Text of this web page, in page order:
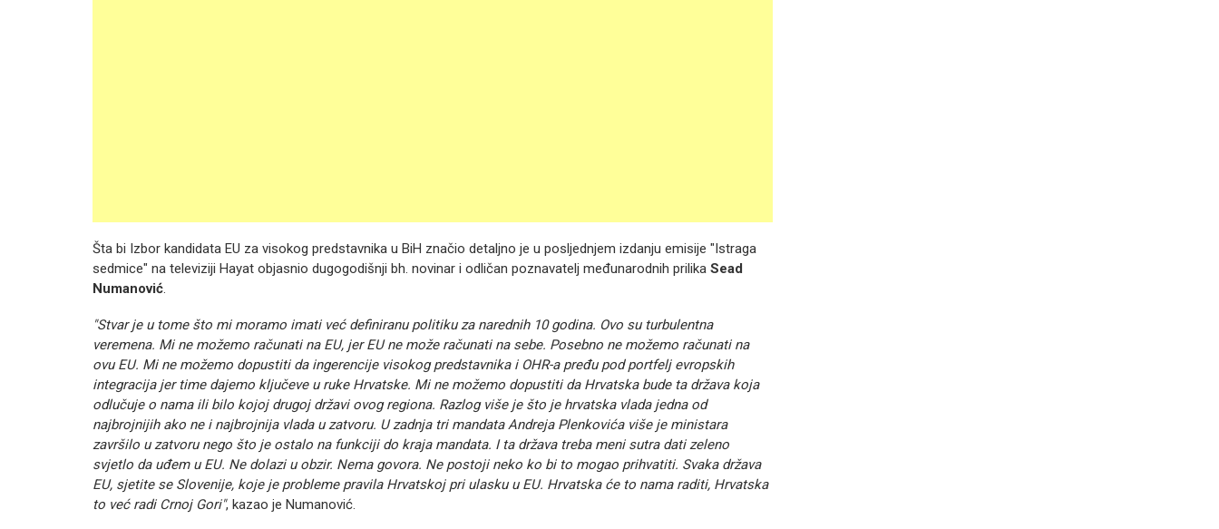
Šta bi Izbor kandidata EU za visokog predstavnika u BiH značio detaljno je u posljednjem izdanju emisije "Istraga
sedmice" na televiziji Hayat objasnio dugogodišnji bh. novinar i odličan poznavatelj međunarodnih prilika Sead
Numanović.
"Stvar je u tome što mi moramo imati već definiranu politiku za narednih 10 godina. Ovo su turbulentna
veremena. Mi ne možemo računati na EU, jer EU ne može računati na sebe. Posebno ne možemo računati na
ovu EU. Mi ne možemo dopustiti da ingerencije visokog predstavnika i OHR-a pređu pod portfelj evropskih
integracija jer time dajemo ključeve u ruke Hrvatske. Mi ne možemo dopustiti da Hrvatska bude ta država koja
odlučuje o nama ili bilo kojoj drugoj državi ovog regiona. Razlog više je što je hrvatska vlada jedna od
najbrojnijih ako ne i najbrojnija vlada u zatvoru. U zadnja tri mandata Andreja Plenkovića više je ministara
završilo u zatvoru nego što je ostalo na funkciji do kraja mandata. I ta država treba meni sutra dati zeleno
svjetlo da uđem u EU. Ne dolazi u obzir. Nema govora. Ne postoji neko ko bi to mogao prihvatiti. Svaka država
EU, sjetite se Slovenije, koje je probleme pravila Hrvatskoj pri ulasku u EU. Hrvatska će to nama raditi, Hrvatska
to već radi Crnoj Gori", kazao je Numanović.